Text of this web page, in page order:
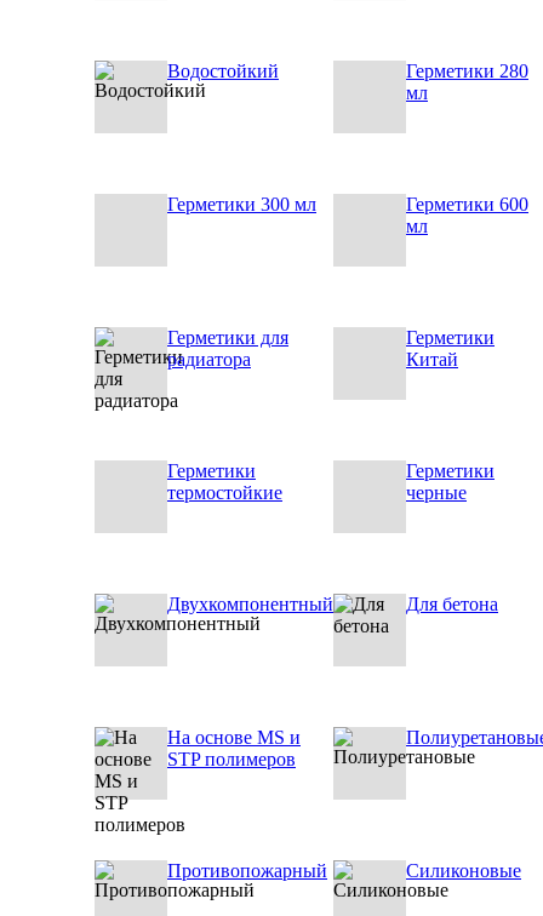
Водостойкий
Герметики 280
мл
Герметики 300 мл
Герметики 600
мл
Герметики для
радиатора
Герметики
Китай
Герметики
термостойкие
Герметики
черные
Двухкомпонентный Для бетона
На основе MS и
STP полимеров
Противопожарный Силиконовые